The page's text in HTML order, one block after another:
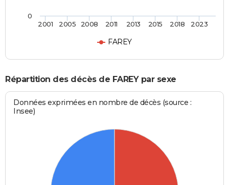
FAREY
2001 2005 2008 2011 2013 2015 2018 2023
0
Répartition des décès de FAREY par sexe
Données exprimées en nombre de décès (source :
Insee)